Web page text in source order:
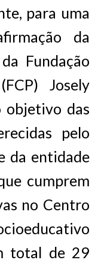
para uma
da
Fundação
Josely
objetivo das
pelo
da entidade
cumprem
no Centro
total de 29